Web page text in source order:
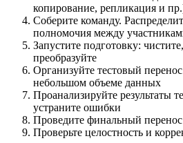
копирование, репликация и
Соберите команду.
полномочия между
Запустите подготовку:
преобразуйте
Организуйте тестовый
небольшом объеме данных
Проанализируйте результаты
устраните ошибки
Проведите финальный перенос
Проверьте целостность и